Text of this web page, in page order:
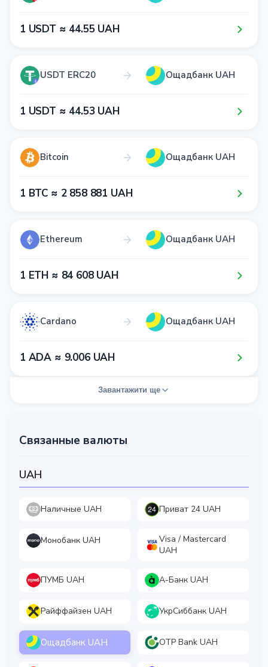
1​ USDT ≈ 4​4​.5​5​ UAH
USDT ERC20 Ощадбанк UAH
1​ USDT ≈ 4​4​.5​3​ UAH
Bitcoin Ощадбанк UAH
1​ BTC ≈ 2​ 8​5​8​ 8​8​1​ UAH
Ethereum Ощадбанк UAH
1​ ETH ≈ 8​4​ 6​0​8​ UAH
Cardano Ощадбанк UAH
1​ ADA ≈ 9​.0​0​6​ UAH
Завантажити ще
Связанные валюты
UAH
Наличные UAH Приват 24 UAH
Монобанк UAH
Visa / Mastercard
UAH
ПУМБ UAH А-Банк UAH
Райффайзен UAH УкрСиббанк UAH
Ощадбанк UAH OTP Bank UAH